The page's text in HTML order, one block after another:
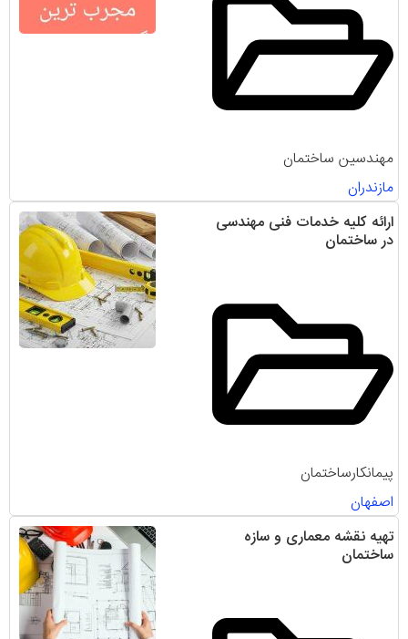
مهندسین ساختمان
مازندران
ارائه کلیه خدمات فنی مهندسی
در ساختمان
پیمانکارساختمان
اصفهان
تهیه نقشه معماری و سازه
ساختمان